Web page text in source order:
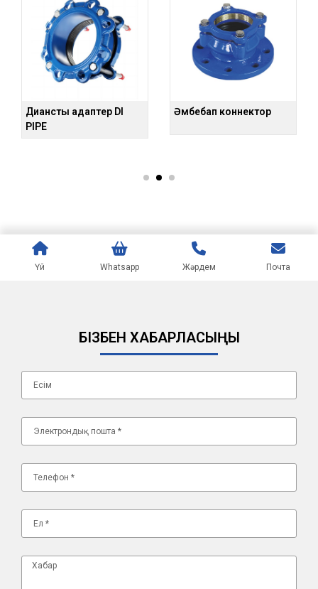
Дианстық адаптер DI
PIPE
Әмбебап коннектор
Үй Whatsapp Жәрдем Почта
БІЗБЕН ХАБАРЛАСЫҢЫ